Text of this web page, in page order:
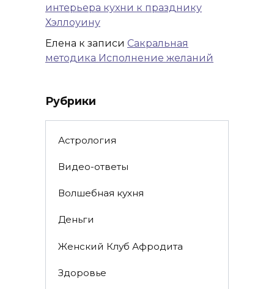
интерьера кухни к празднику
Хэллоуину
Елена к записи Сакральная
методика Исполнение желаний
Рубрики
Астрология
Видео-ответы
Волшебная кухня
Деньги
Женский Клуб Афродита
Здоровье